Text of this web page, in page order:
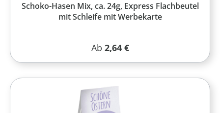
Schoko-Hasen Mix, ca. 24g, Express Flachbeutel
mit Schleife mit Werbekarte
Regulärer Preis:
Ab 2,64 €